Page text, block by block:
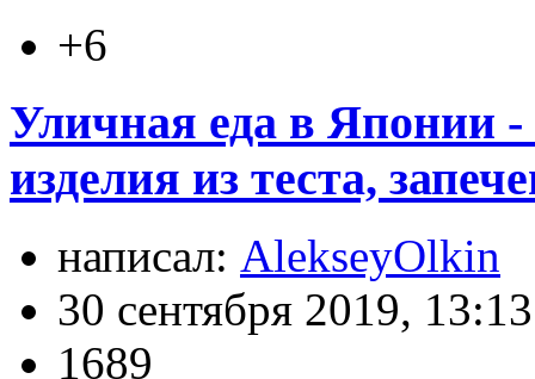
+6
Уличная еда в Японии
изделия из теста,
написал: AlekseyOlkin
30 сентября 2019, 13:13
1689